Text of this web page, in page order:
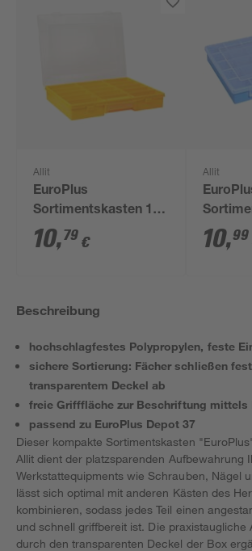
Allit
EuroPlus
Sortimentskasten 15
Fächer 'Basic 37/15'
gelb 37 x 29,5 x 6 cm
10,79 €
Allit
'Basic
Fächer
10,99
Beschreibung
hochschlagfestes Polypropylen, feste
sichere Sortierung: Fächer schließen
transparentem Deckel ab
freie Grifffläche zur Beschriftung mittels
passend zu EuroPlus Depot 37
Dieser kompakte Sortimentskasten
Allit dient der platzsparenden Aufbewahrung
Werkstattequipments wie Schrauben, Nägel
lässt sich optimal mit anderen Kästen des
kombinieren, sodass jedes Teil einen
und schnell griffbereit ist. Die praxistaugliche
durch den transparenten Deckel der Box